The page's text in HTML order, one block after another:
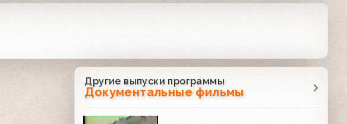
Другие выпуски программы
Документальные фильмы